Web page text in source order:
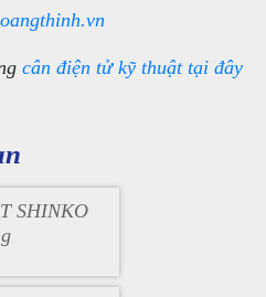
cân điện tử kỹ thuật tại đây
SHINKO